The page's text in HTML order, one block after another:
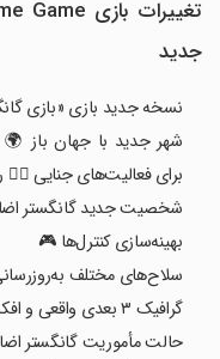
جدید
نسخه جدید بازی «بازی گانگستری ۳ بعدی» را
شهر جدید با جهان باز
برای فعالیت‌های جنایی 🕵️‍♂️
شخصیت جدید گانگستر
بهینه‌سازی کنترل‌ها 🎮
سلاح‌های مختلف
گرافیک ۳ بعدی واقعی و افکت‌های صوتی 🎶
حالت مأموریت گانگستر